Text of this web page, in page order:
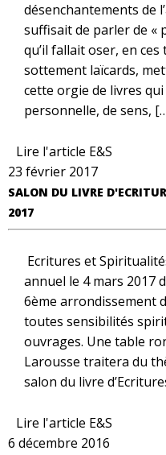
désenchantements de
suffisait de parler de «
qu’il fallait oser, en
sottement laïcards,
cette orgie de livres
personnelle, de sens,
Lire l'article E&S
23 février 2017
SALON DU LIVRE
2017
Ecritures et
annuel le 4 mars 2017
6ème arrondissement
toutes sensibilités
ouvrages. Une table
Larousse traitera du
salon du livre
Lire l'article E&S
6 décembre 2016